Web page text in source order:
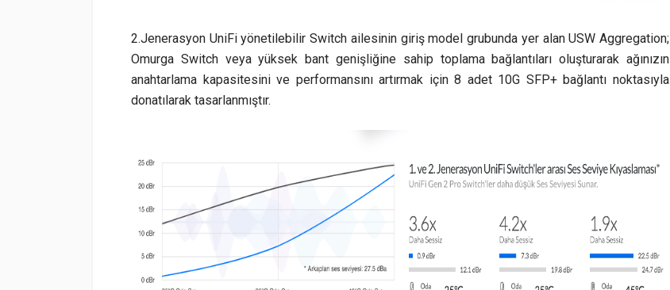
2.Jenerasyon UniFi yönetilebilir Switch ailesinin giriş model grubunda yer alan USW Aggregation;
Omurga Switch veya yüksek bant genişliğine sahip toplama bağlantıları oluşturarak ağınızın
anahtarlama kapasitesini ve performansını artırmak için 8 adet 10G SFP+ bağlantı noktasıyla
donatılarak tasarlanmıştır.